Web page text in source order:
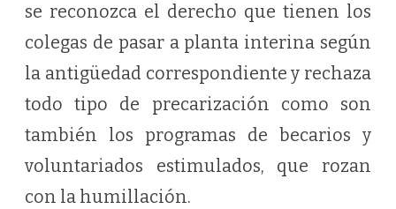
se reconozca el derecho que tienen los
colegas de pasar a planta interina según
la antigüedad correspondiente y rechaza
todo tipo de precarización como son
también los programas de becarios y
voluntariados estimulados, que rozan
con la humillación.